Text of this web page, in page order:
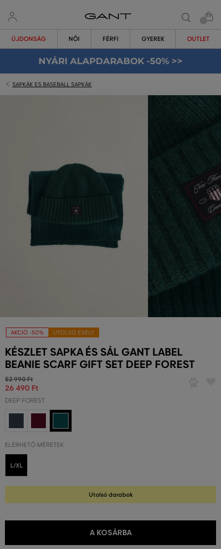
ÚJDONSÁG NŐI FÉRFI GYEREK OUTLET
NYÁRI ALAPDARABOK -50% >>
SAPKÁK ES BASEBALL SAPKÁK
AKCIÓ -50% UTOLSÓ ESÉLY
KÉSZLET SAPKA ÉS SÁL GANT LABEL
BEANIE SCARF GIFT SET DEEP FOREST
52 990 Ft
26 490 Ft
DEEP FOREST
ELÉRHETŐ MÉRETEK
L/XL
Utolsó darabok
A KOSÁRBA